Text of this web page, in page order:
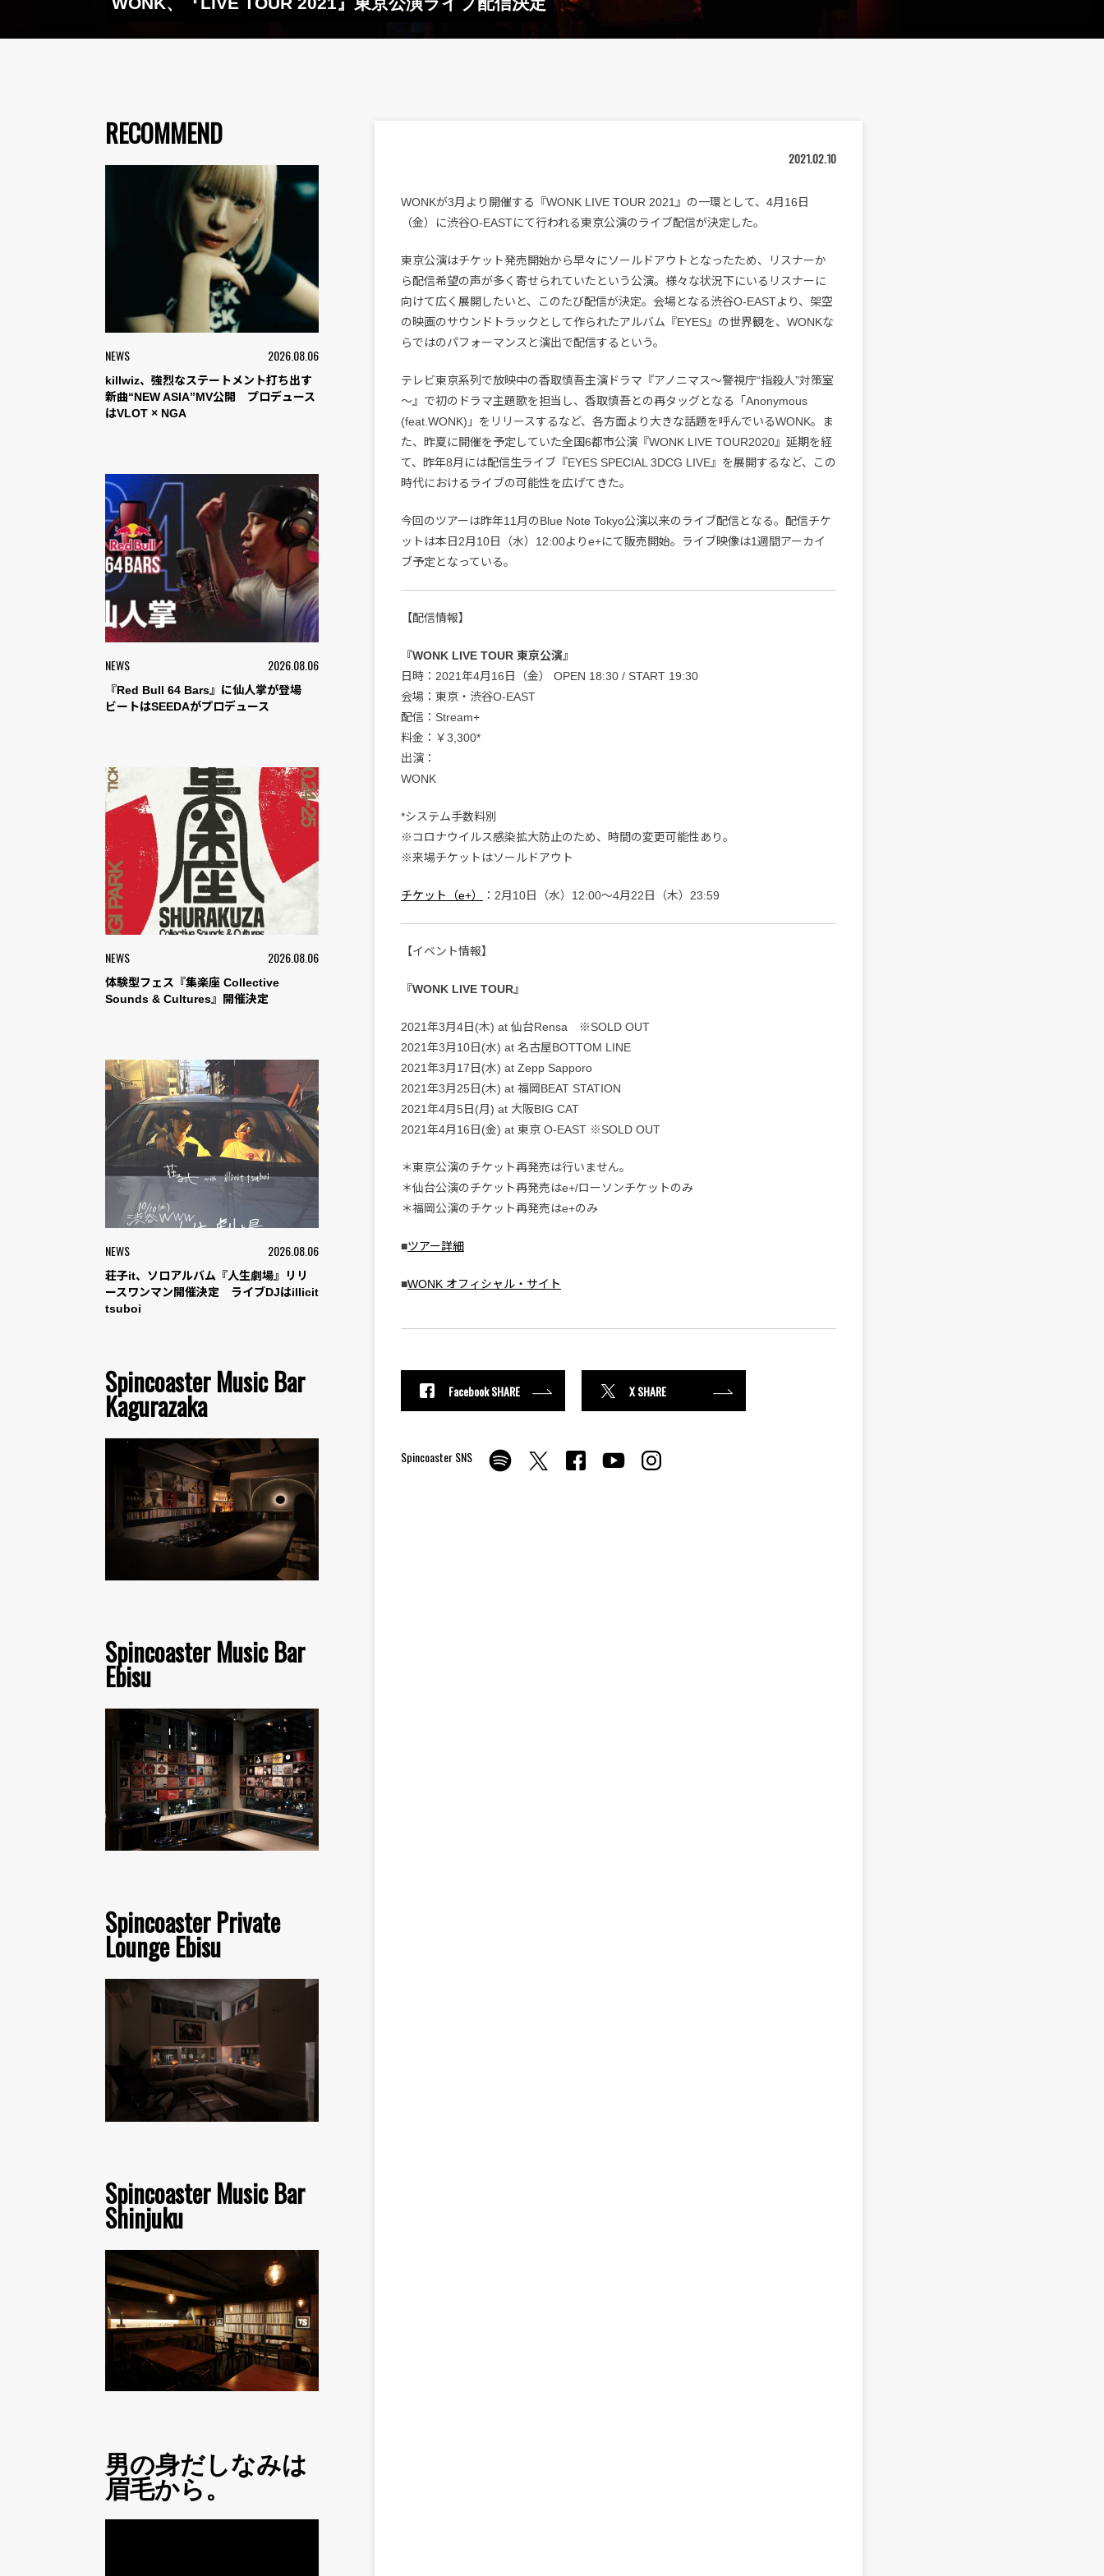
RECOMMEND
NEWS 2026.08.06
killwiz、強烈なステートメント打ち出す
新曲“NEW ASIA”MV公開 プロデュース
はVLOT × NGA
NEWS 2026.08.06
『Red Bull 64 Bars』に仙人掌が登場
ビートはSEEDAがプロデュース
NEWS 2026.08.06
体験型フェス『集楽座 Collective
Sounds & Cultures』開催決定
NEWS 2026.08.06
荘子it、ソロアルバム『人生劇場』リリ
ースワンマン開催決定 ライブDJはillicit
tsuboi
Spincoaster Music Bar
Kagurazaka
Spincoaster Music Bar
Ebisu
Spincoaster Private
Lounge Ebisu
Spincoaster Music Bar
Shinjuku
男の身だしなみは
眉毛から。
2021.02.10
WONKが3月より開催する『WONK LIVE TOUR 2021』の一環として、4月16日
（金）に渋谷O-EASTにて行われる東京公演のライブ配信が決定した。
東京公演はチケット発売開始から早々にソールドアウトとなったため、リスナーか
ら配信希望の声が多く寄せられていたという公演。様々な状況下にいるリスナーに
向けて広く展開したいと、このたび配信が決定。会場となる渋谷O-EASTより、架空
の映画のサウンドトラックとして作られたアルバム『EYES』の世界観を、WONKな
らではのパフォーマンスと演出で配信するという。
テレビ東京系列で放映中の香取慎吾主演ドラマ『アノニマス～警視庁“指殺人”対策室
～』で初のドラマ主題歌を担当し、香取慎吾との再タッグとなる「Anonymous
(feat.WONK)」をリリースするなど、各方面より大きな話題を呼んでいるWONK。ま
た、昨夏に開催を予定していた全国6都市公演『WONK LIVE TOUR2020』延期を経
て、昨年8月には配信生ライブ『EYES SPECIAL 3DCG LIVE』を展開するなど、この
時代におけるライブの可能性を広げてきた。
今回のツアーは昨年11月のBlue Note Tokyo公演以来のライブ配信となる。配信チケ
ットは本日2月10日（水）12:00よりe+にて販売開始。ライブ映像は1週間アーカイ
ブ予定となっている。
【配信情報】
『WONK LIVE TOUR 東京公演』
日時：2021年4月16日（金） OPEN 18:30 / START 19:30
会場：東京・渋谷O-EAST
配信：Stream+
料金：￥3,300*
出演：
WONK
*システム手数料別
※コロナウイルス感染拡大防止のため、時間の変更可能性あり。
※来場チケットはソールドアウト
チケット（e+） ：2月10日（水）12:00〜4月22日（木）23:59
【イベント情報】
『WONK LIVE TOUR』
2021年3月4日(木) at 仙台Rensa ※SOLD OUT
2021年3月10日(水) at 名古屋BOTTOM LINE
2021年3月17日(水) at Zepp Sapporo
2021年3月25日(木) at 福岡BEAT STATION
2021年4月5日(月) at 大阪BIG CAT
2021年4月16日(金) at 東京 O-EAST ※SOLD OUT
＊東京公演のチケット再発売は行いません。
＊仙台公演のチケット再発売はe+/ローソンチケットのみ
＊福岡公演のチケット再発売はe+のみ
■ツアー詳細
■WONK オフィシャル・サイト
Facebook SHARE X SHARE
Spincoaster SNS